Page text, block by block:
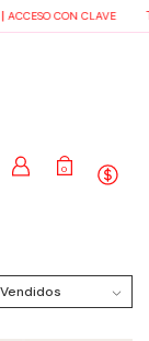
ACCESO CON CLAVE
0